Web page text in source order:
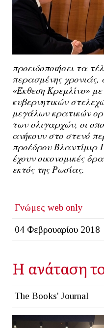
προειδοποιήσει τα
περασμένης χρονιάς,
«Έκθεση Κρεμλίνο»
κυβερνητικών
μεγάλων κρατικών
των ολιγαρχών, οι
ανήκουν στο στενό
προέδρου Βλαντίμιρ
έχουν οικονομικές
εκτός της Ρωσίας.
Γνώμες web only
04 Φεβρουαρίου 2018
Η ανάταση
The Books' Journal